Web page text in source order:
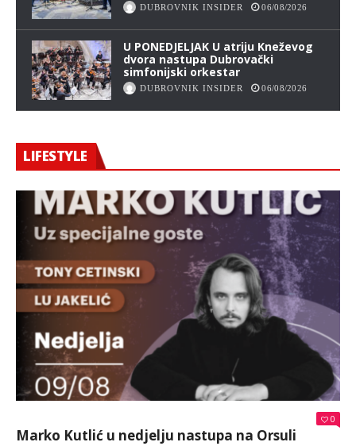
DUBROVNIK INSIDER 06/08/2026
U PONEDJELJAK U atriju Kneževog
dvora nastupa Dubrovački
simfonijski orkestar
DUBROVNIK INSIDER 06/08/2026
LIFESTYLE
0
Marko Kutlić u nedjelju nastupa na Orsuli